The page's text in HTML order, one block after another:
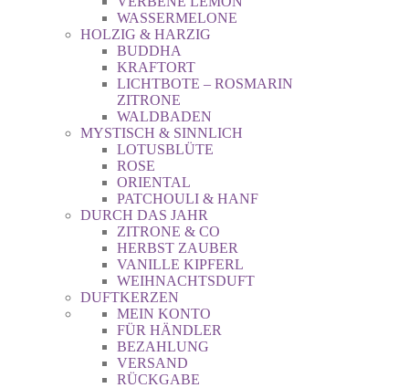
WASSERMELONE
HOLZIG & HARZIG
BUDDHA
KRAFTORT
LICHTBOTE – ROSMARIN
ZITRONE
WALDBADEN
MYSTISCH & SINNLICH
LOTUSBLÜTE
ROSE
ORIENTAL
PATCHOULI & HANF
DURCH DAS JAHR
ZITRONE & CO
HERBST ZAUBER
VANILLE KIPFERL
WEIHNACHTSDUFT
DUFTKERZEN
MEIN KONTO
FÜR HÄNDLER
BEZAHLUNG
VERSAND
RÜCKGABE